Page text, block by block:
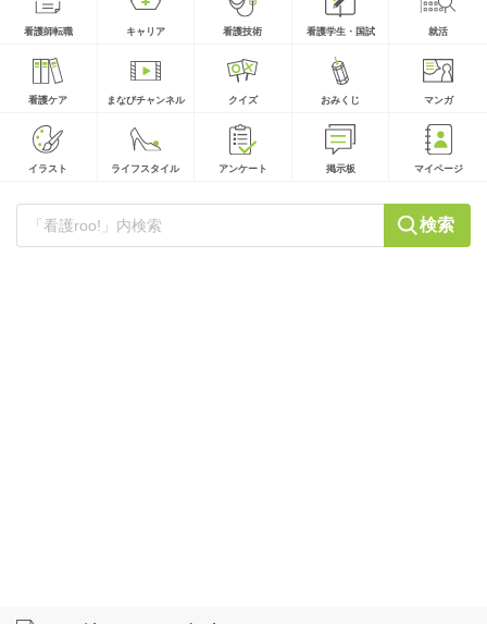
看護師転職 キャリア 看護技術 看護学生・国試 就活
看護ケア まなびチャンネル クイズ おみくじ マンガ
イラスト ライフスタイル アンケート 掲示板 マイページ
検索